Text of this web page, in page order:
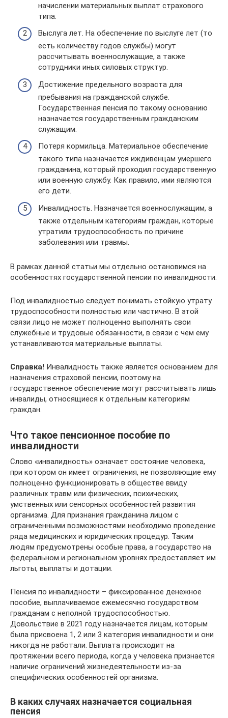
начислении материальных выплат страхового
типа.
Выслуга лет. На обеспечение по выслуге лет (то
есть количеству годов службы) могут
рассчитывать военнослужащие, а также
сотрудники иных силовых структур.
Достижение предельного возраста для
пребывания на гражданской службе.
Государственная пенсия по такому основанию
назначается государственным гражданским
служащим.
Потеря кормильца. Материальное обеспечение
такого типа назначается иждивенцам умершего
гражданина, который проходил государственную
или военную службу. Как правило, ими являются
его дети.
Инвалидность. Назначается военнослужащим, а
также отдельным категориям граждан, которые
утратили трудоспособность по причине
заболевания или травмы.
В рамках данной статьи мы отдельно остановимся на
особенностях государственной пенсии по инвалидности.
Под инвалидностью следует понимать стойкую утрату
трудоспособности полностью или частично. В этой
связи лицо не может полноценно выполнять свои
служебные и трудовые обязанности, в связи с чем ему
устанавливаются материальные выплаты.
Справка! Инвалидность также является основанием для
назначения страховой пенсии, поэтому на
государственное обеспечение могут рассчитывать лишь
инвалиды, относящиеся к отдельным категориям
граждан.
Что такое пенсионное пособие по
инвалидности
Слово «инвалидность» означает состояние человека,
при котором он имеет ограничения, не позволяющие ему
полноценно функционировать в обществе ввиду
различных травм или физических, психических,
умственных или сенсорных особенностей развития
организма. Для признания гражданина лицом с
ограниченными возможностями необходимо проведение
ряда медицинских и юридических процедур. Таким
людям предусмотрены особые права, а государство на
федеральном и региональном уровнях предоставляет им
льготы, выплаты и дотации.
Пенсия по инвалидности – фиксированное денежное
пособие, выплачиваемое ежемесячно государством
гражданам с неполной трудоспособностью.
Довольствие в 2021 году назначается лицам, которым
была присвоена 1, 2 или 3 категория инвалидности и они
никогда не работали. Выплата происходит на
протяжении всего периода, когда у человека признается
наличие ограничений жизнедеятельности из-за
специфических особенностей организма.
В каких случаях назначается социальная
пенсия